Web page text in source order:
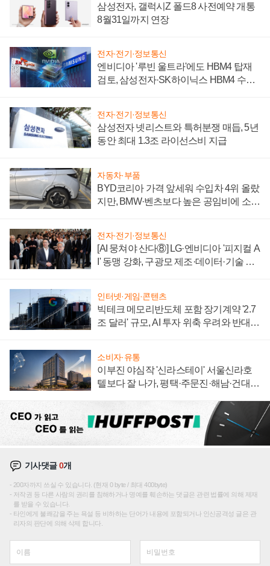
삼성전자, 갤럭시Z 폴드8 사전예약 개통
8월31일까지 연장
전자·전기·정보통신
엔비디아 '루빈 울트라'에도 HBM4 탑재
검토, 삼성전자·SK하이닉스 HBM4 수율
전자·전기·정보통신
삼성전자 넷리스트와 특허분쟁 매듭, 5년
동안 최대 1.3조 라이선스비 지급
자동차·부품
BYD코리아 가격 앞세워 수입차 4위 올랐
지만, BMW·벤츠보다 높은 공임비에 소비
전자·전기·정보통신
[AI 뭉쳐야 산다⑧] LG·엔비디아 '피지컬 A
I' 동맹 강화, 구광모 제조·데이터·기술 결
인터넷·게임·콘텐츠
빅테크 메모리반도체 포함 장기계약 '2.7
조 달러' 규모, AI 투자 위축 우려와 반대
소비자·유통
이부진 야심작 '신라스테이' 서울신라호
텔보다 잘 나가, 평택·주문진·해남·건대로
기사댓글0개
200자까지 쓰실 수 있습니다. (현재 0 byte / 최대 400byte)
저작권 등 다른 사람의 권리를 침해하거나 명예를 훼손하는 댓글은 관련 법률에 의해 제재
를 받을 수 있습니다.
타인에게 불쾌감을 주는 욕설 등 비하하는 단어가 내용에 포함되거나 인신공격성 글은 관
리자의 판단에 의해 삭제 합니다.